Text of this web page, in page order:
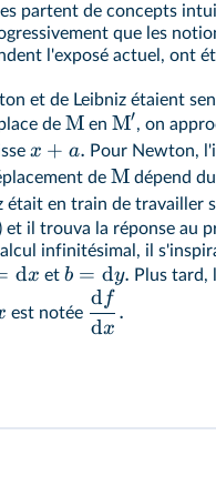
partent de concepts
que les
l'exposé actuel, ont
et de Leibniz étaient
de M en M′, on
x + a. Pour Newton,
de M dépend
était en train de travailler
et il trouva la réponse au
infinitésimal, il
dx et b = dy. Plus tard,
est notée
dx
df
.